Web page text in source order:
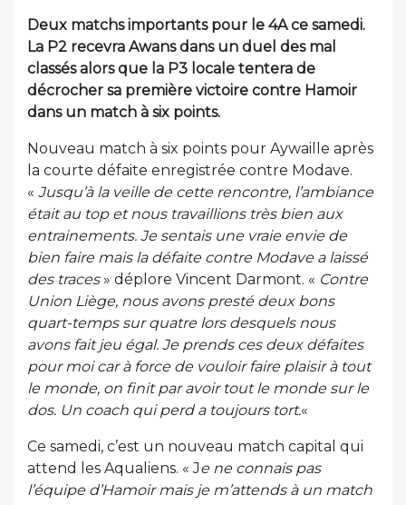
Deux matchs importants pour le 4A ce samedi.
La P2 recevra Awans dans un duel des mal
classés alors que la P3 locale tentera de
décrocher sa première victoire contre Hamoir
dans un match à six points.
Nouveau match à six points pour Aywaille après
la courte défaite enregistrée contre Modave.
« Jusqu’à la veille de cette rencontre, l’ambiance
était au top et nous travaillions très bien aux
entrainements. Je sentais une vraie envie de
bien faire mais la défaite contre Modave a laissé
des traces» déplore Vincent Darmont. « Contre
Union Liège, nous avons presté deux bons
quart-temps sur quatre lors desquels nous
avons fait jeu égal. Je prends ces deux défaites
pour moi car à force de vouloir faire plaisir à tout
le monde, on finit par avoir tout le monde sur le
dos. Un coach qui perd a toujours tort.«
Ce samedi, c’est un nouveau match capital qui
attend les Aqualiens. « Je ne connais pas
l’équipe d’Hamoir mais je m’attends à un match